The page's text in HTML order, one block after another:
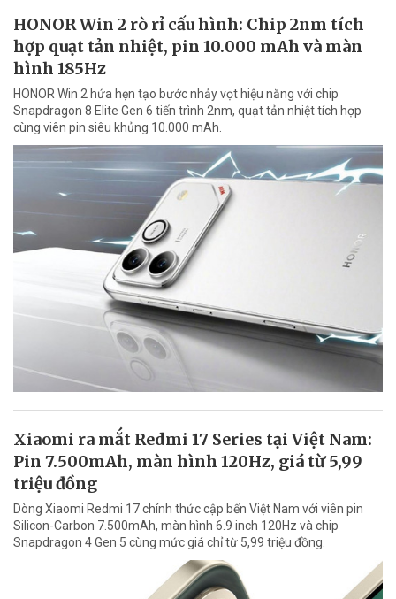
HONOR Win 2 rò rỉ cấu hình: Chip 2nm tích
hợp quạt tản nhiệt, pin 10.000 mAh và màn
hình 185Hz
HONOR Win 2 hứa hẹn tạo bước nhảy vọt hiệu năng với chip
Snapdragon 8 Elite Gen 6 tiến trình 2nm, quạt tản nhiệt tích hợp
cùng viên pin siêu khủng 10.000 mAh.
Xiaomi ra mắt Redmi 17 Series tại Việt Nam:
Pin 7.500mAh, màn hình 120Hz, giá từ 5,99
triệu đồng
Dòng Xiaomi Redmi 17 chính thức cập bến Việt Nam với viên pin
Silicon-Carbon 7.500mAh, màn hình 6.9 inch 120Hz và chip
Snapdragon 4 Gen 5 cùng mức giá chỉ từ 5,99 triệu đồng.